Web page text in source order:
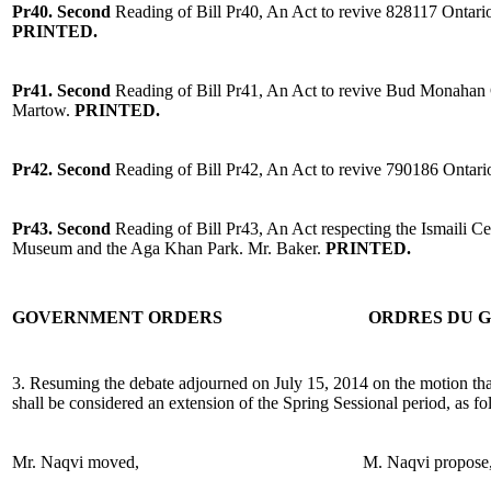
Pr40. Second Reading of Bill Pr40, An Act to revive 828117
PRINTED.
Pr41. Second Reading of Bill Pr41, An Act to revive Bud
Martow. PRINTED.
Pr42. Second Reading of Bill Pr42, An Act to revive 790186
Pr43. Second Reading of Bill Pr43, An Act respecting the Ismaili
Museum and the Aga Khan Park. Mr. Baker. PRINTED.
GOVERNMENT ORDERS ORDRES DU
3. Resuming the debate adjourned on July 15, 2014 on the motion
shall be considered an extension of the Spring Sessional period, as
Mr. Naqvi moved, M. Naqvi